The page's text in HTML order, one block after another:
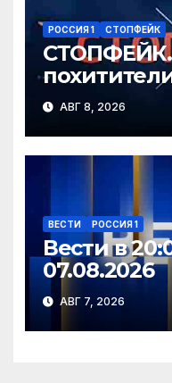
РОССИЯ 1 СТОПФЕЙК
ангелов»
мирных
свои дома
АВГ 8, 2026
ВЕСТИ РОССИЯ 1
Вести в
07.08.2026
АВГ 7, 2026